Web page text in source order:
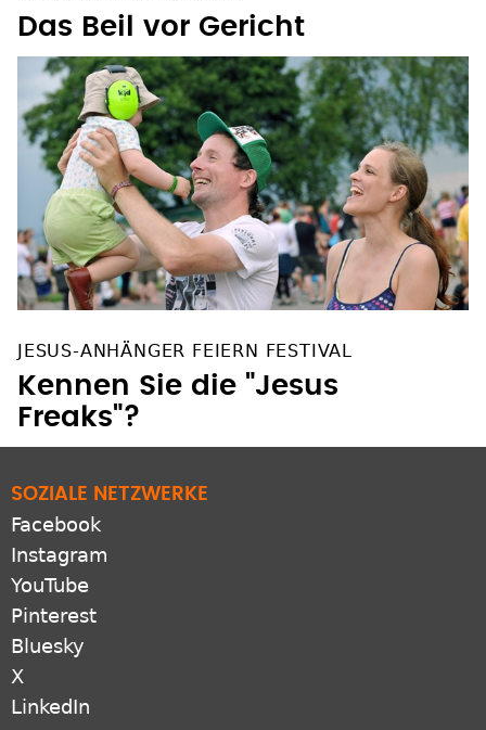
OHRENWEIDE PODCAST
JESUS-ANHÄNGER FEIERN FESTIVAL
Kennen Sie die "Jesus
SOZIALE NETZWERKE
Facebook
Instagram
YouTube
Pinterest
Bluesky
X